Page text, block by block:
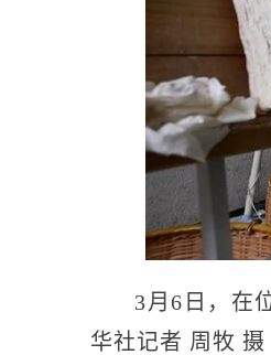
3月6日，在
华社记者 周牧 摄